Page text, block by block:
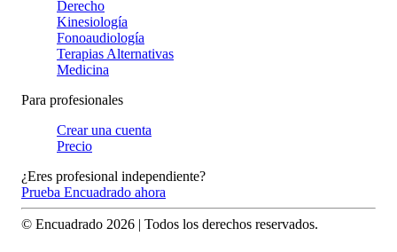
Derecho
Kinesiología
Fonoaudiología
Terapias Alternativas
Medicina
Para profesionales
Crear una cuenta
Precio
¿Eres profesional independiente?
Prueba Encuadrado ahora
© Encuadrado 2026 | Todos los derechos reservados.